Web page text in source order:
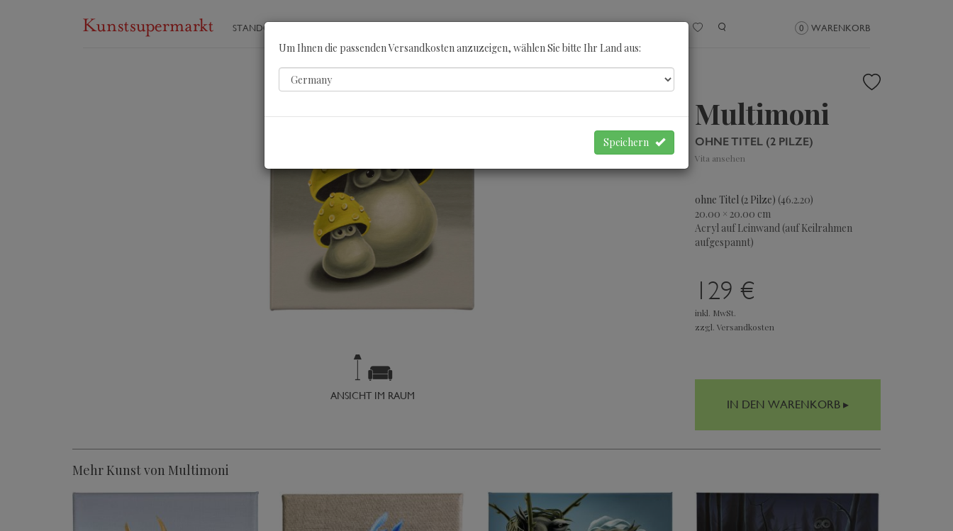
STANDORTE 0 WARENKORB
ANSICHT IM RAUM
Multimoni
OHNE TITEL (2 PILZE)
Vita ansehen
ohne Titel (2 Pilze) (46.2.20)
20.00 × 20.00 cm
Acryl auf Leinwand (auf Keilrahmen
aufgespannt)
129 €
inkl. MwSt.
zzgl. Versandkosten
IN DEN WARENKORB ▸
Mehr Kunst von Multimoni
Um Ihnen die passenden Versandkosten anzuzeigen, wählen Sie bitte Ihr Land aus:
Speichern